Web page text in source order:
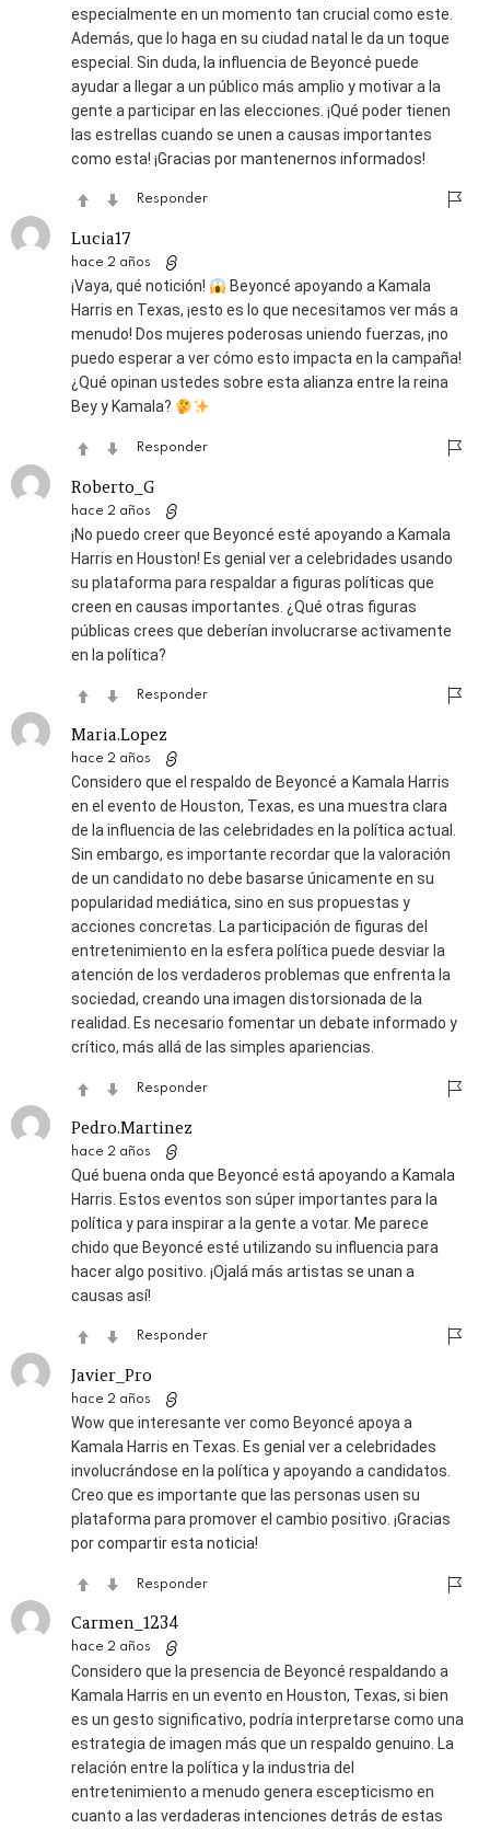
especialmente en un momento tan crucial como este.
Además, que lo haga en su ciudad natal le da un toque
especial. Sin duda, la influencia de Beyoncé puede
ayudar a llegar a un público más amplio y motivar a la
gente a participar en las elecciones. ¡Qué poder tienen
las estrellas cuando se unen a causas importantes
como esta! ¡Gracias por mantenernos informados!
Responder
Lucia17
hace 2 años
¡Vaya, qué notición!
Beyoncé apoyando a Kamala
Harris en Texas, ¡esto es lo que necesitamos ver más a
menudo! Dos mujeres poderosas uniendo fuerzas, ¡no
puedo esperar a ver cómo esto impacta en la campaña!
¿Qué opinan ustedes sobre esta alianza entre la reina
Bey y Kamala?
Responder
Roberto_G
hace 2 años
¡No puedo creer que Beyoncé esté apoyando a Kamala
Harris en Houston! Es genial ver a celebridades usando
su plataforma para respaldar a figuras políticas que
creen en causas importantes. ¿Qué otras figuras
públicas crees que deberían involucrarse activamente
en la política?
Responder
Maria.Lopez
hace 2 años
Considero que el respaldo de Beyoncé a Kamala Harris
en el evento de Houston, Texas, es una muestra clara
de la influencia de las celebridades en la política actual.
Sin embargo, es importante recordar que la valoración
de un candidato no debe basarse únicamente en su
popularidad mediática, sino en sus propuestas y
acciones concretas. La participación de figuras del
entretenimiento en la esfera política puede desviar la
atención de los verdaderos problemas que enfrenta la
sociedad, creando una imagen distorsionada de la
realidad. Es necesario fomentar un debate informado y
crítico, más allá de las simples apariencias.
Responder
Pedro.Martinez
hace 2 años
Qué buena onda que Beyoncé está apoyando a Kamala
Harris. Estos eventos son súper importantes para la
política y para inspirar a la gente a votar. Me parece
chido que Beyoncé esté utilizando su influencia para
hacer algo positivo. ¡Ojalá más artistas se unan a
causas así!
Responder
Javier_Pro
hace 2 años
Wow que interesante ver como Beyoncé apoya a
Kamala Harris en Texas. Es genial ver a celebridades
involucrándose en la política y apoyando a candidatos.
Creo que es importante que las personas usen su
plataforma para promover el cambio positivo. ¡Gracias
por compartir esta noticia!
Responder
Carmen_1234
hace 2 años
Considero que la presencia de Beyoncé respaldando a
Kamala Harris en un evento en Houston, Texas, si bien
es un gesto significativo, podría interpretarse como una
estrategia de imagen más que un respaldo genuino. La
relación entre la política y la industria del
entretenimiento a menudo genera escepticismo en
cuanto a las verdaderas intenciones detrás de estas